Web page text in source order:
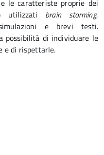
le caratteriste proprie dei
utilizzati brain storming,
e brevi testi.
possibilità di individuare le
e di rispettarle.